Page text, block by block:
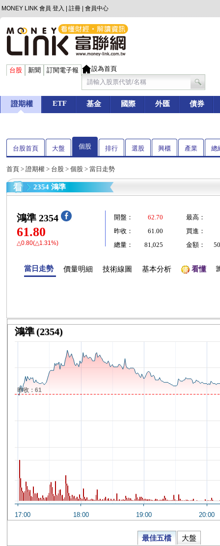
MONEY LINK 會員 登入 註冊 會員中心
台股 新聞 訂閱電子報 設為首頁
證期權 ETF 基金 國際 外匯 債券
台股首頁 大盤 個股 排行 選股 興櫃 產業 總
首頁 > 證期權 > 台股 > 個股 > 當日走勢
2354 鴻準
鴻準 2354
61.80
△0.80(△1.31%)
開盤： 62.70
最高：
昨收：
61.00
買進：
總量：
81,025 金額：
當日走勢 價量明細 技術線圖 基本分析 看懂